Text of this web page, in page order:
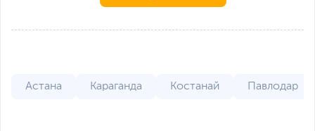
Астана Караганда Костанай Павлодар